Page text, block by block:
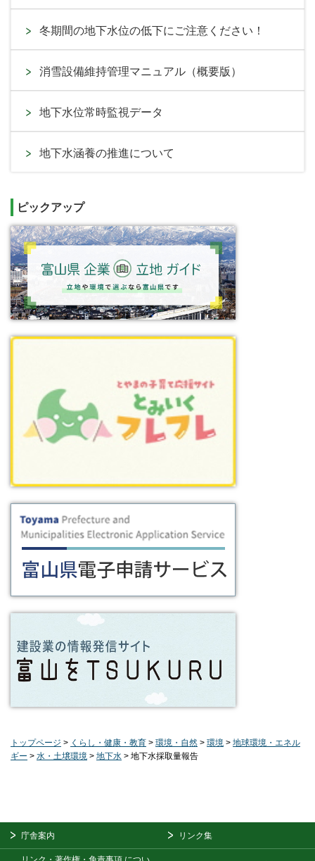
冬期間の地下水位の低下にご注意ください！
消雪設備維持管理マニュアル（概要版）
地下水位常時監視データ
地下水涵養の推進について
ピックアップ
トップページ > くらし・健康・教育 > 環境・自然 > 環境 > 地球環境・エネル
ギー > 水・土壌環境 > 地下水 > 地下水採取量報告
庁舎案内 リンク集